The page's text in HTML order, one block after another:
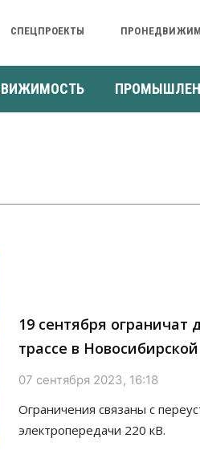
СПЕЦПРОЕКТЫ
19 сентября
трассе в
07 сентября 2023, 16:18
Ограничения связаны с
электропередачи 220 кВ.